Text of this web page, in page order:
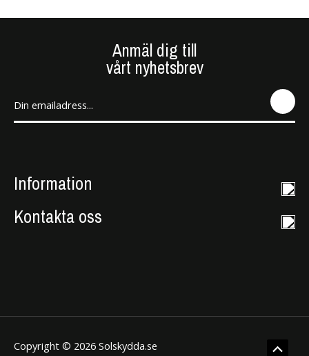
Anmäl dig till
vårt nyhetsbrev
SEN
Information
Kontakta oss
Copyright © 2026 Solskydda.se Rulla